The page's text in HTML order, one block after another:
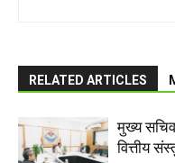
RELATED ARTICLES
मुख्य सचिव
वित्तीय